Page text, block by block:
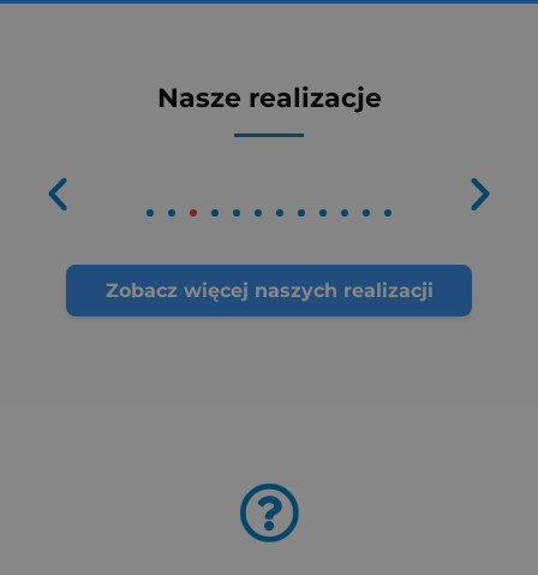
Nasze realizacje
Zobacz więcej naszych realizacji